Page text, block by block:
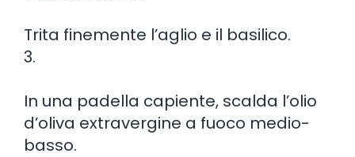
Trita finemente l’aglio e il basilico.
3.
In una padella capiente, scalda l’olio
d’oliva extravergine a fuoco medio-
basso.